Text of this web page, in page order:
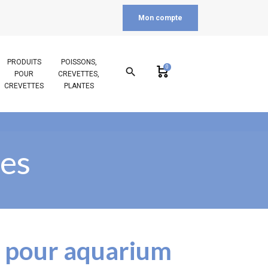
Mon compte
PRODUITS
POUR
CREVETTES
POISSONS,
CREVETTES,
PLANTES
search 0
aquarium